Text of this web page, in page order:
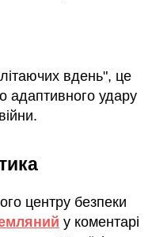
вдень", це
адаптивного удару
центру безпеки
у коментарі